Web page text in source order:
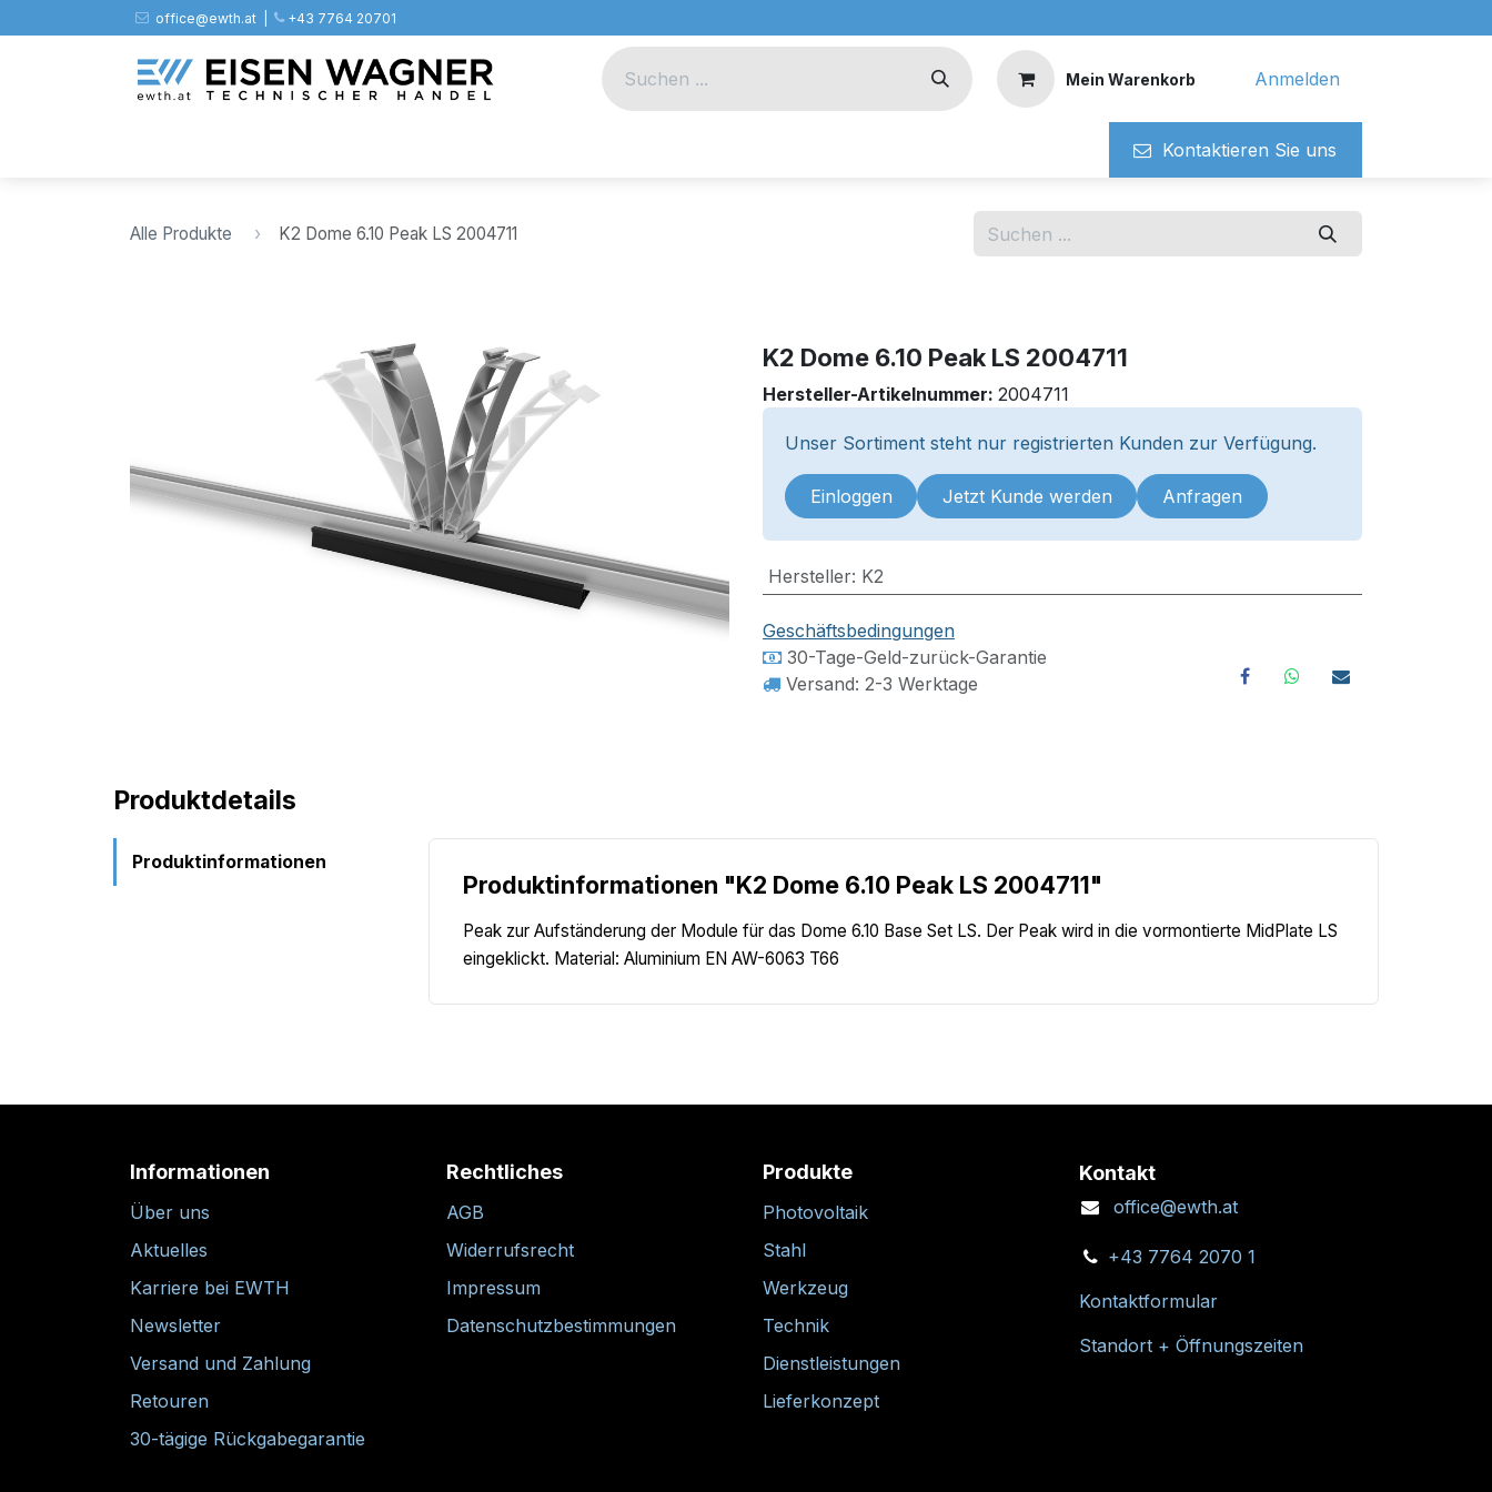
Zum Inhalt springenoffice@ewth.at | ​​​ +43 7764 20701
Mein Warenkorb Anmelden
Kontaktieren ​​Si​​e uns
Alle Produkte K2 Dome 6.10 Peak LS 2004711
K2 Dome 6.10 Peak LS 2004711
Hersteller-Artikelnummer: 2004711
Unser Sortiment steht nur registrierten Kunden zur Verfügung.
Einloggen Jetzt Kunde werden Anfragen
Hersteller: K2
Geschäftsbedingungen
30-Tage-Geld-zurück-Garantie
Versand: 2-3 Werktage
Produktdetails
Produktinformationen
Produktinformationen "K2 Dome 6.10 Peak LS 2004711"
Peak zur Aufständerung der Module für das Dome 6.10 Base Set LS. Der Peak wird in die vormontierte MidPlate LS
eingeklickt. Material: Aluminium EN AW-6063 T66
Informationen
Über uns
Aktuelles
Karriere bei EWTH
Newsletter
Versand und Zahlung
Retouren
30-tägige Rückgabegarantie
Rechtliches
AGB
Widerrufsrecht
Impressum
Datenschutzbestimmungen
Produkte
Photovoltaik
Stahl
Werkzeug
Technik
Dienstleistungen
Lieferkonzept
Kontakt
office@ewth.at
+43 7764 2070 1
Kontaktformular
Standort + Öffnungszeiten